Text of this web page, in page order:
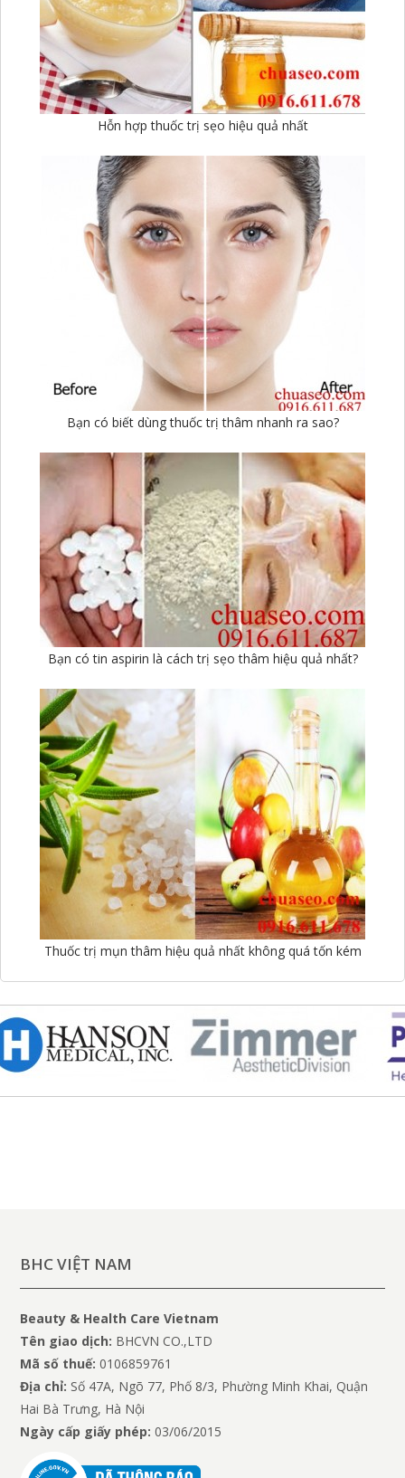
Hỗn hợp thuốc trị sẹo hiệu quả nhất
Bạn có biết dùng thuốc trị thâm nhanh ra sao?
Bạn có tin aspirin là cách trị sẹo thâm hiệu quả nhất?
Thuốc trị mụn thâm hiệu quả nhất không quá tốn kém
BHC VIỆT NAM
Beauty & Health Care Vietnam
Tên giao dịch: BHCVN CO.,LTD
Mã số thuế:0106859761
Địa chỉ: Số 47A, Ngõ 77, Phố 8/3, Phường Minh Khai, Quận
Hai Bà Trưng, Hà Nội
Ngày cấp giấy phép: 03/06/2015